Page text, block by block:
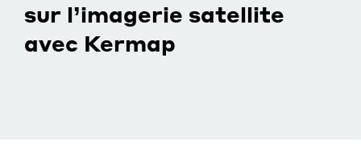
sur l’imagerie satellite
avec Kermap